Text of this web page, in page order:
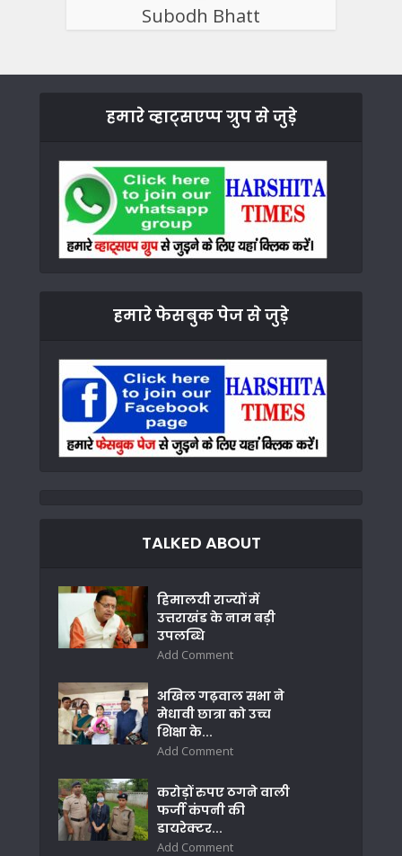
Subodh Bhatt
हमारे व्हाट्सएप्प ग्रुप से जुड़े
हमारे फेसबुक पेज से जुड़े
TALKED ABOUT
हिमालयी राज्यों में
उत्तराखंड के नाम बड़ी
उपलब्धि
Add Comment
अखिल गढ़वाल सभा ने
मेधावी छात्रा को उच्च
शिक्षा के...
Add Comment
करोड़ों रुपए ठगने वाली
फर्जी कंपनी की
डायरेक्टर...
Add Comment